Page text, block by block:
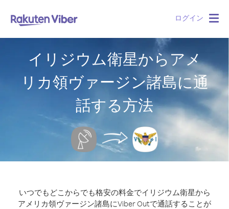
ログイン
イリジウム衛星からアメ
リカ領ヴァージン諸島に通
話する方法
いつでもどこからでも格安の料金でイリジウム衛星から
アメリカ領ヴァージン諸島にViber Outで通話することが